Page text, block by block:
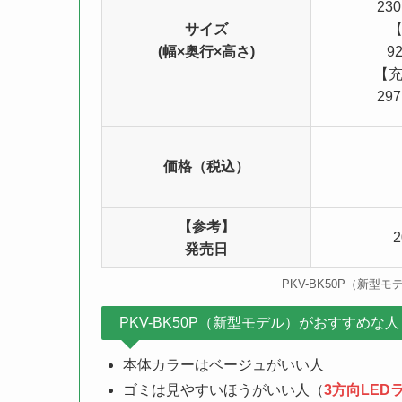
サイズ
(幅×奥行×高さ)
【
価格（税込）
【参考】
発売日
PKV-BK50P（新型モ
PKV-BK50P（新型モデル）がおすすめな人
本体カラーはベージュがいい人
ゴミは見やすいほうがいい人（3方向LED